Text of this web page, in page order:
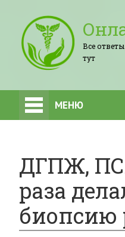
Все
тут
МЕНЮ
ДГПЖ,
раза
биопсию